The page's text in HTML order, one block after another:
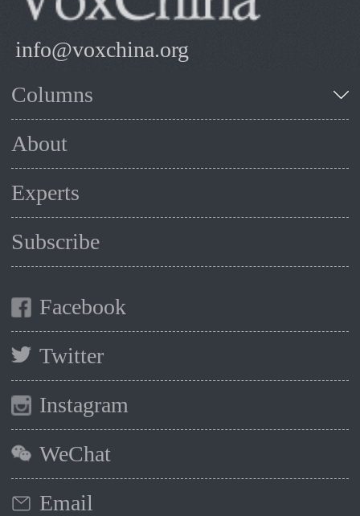
info@voxchina.org
Columns
About
Experts
Subscribe
Facebook
Twitter
Instagram
WeChat
Email